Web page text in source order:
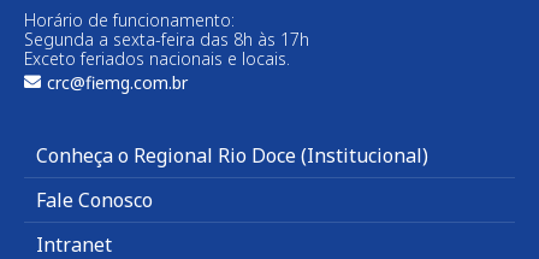
Horário de funcionamento:
Segunda a sexta-feira das 8h às 17h
Exceto feriados nacionais e locais.
crc@fiemg.com.br
Conheça o Regional Rio Doce (Institucional)
Fale Conosco
Intranet